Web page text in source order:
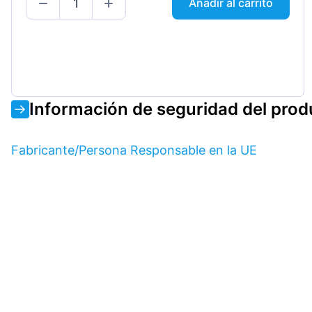
Añadir al carrito
Información de seguridad del
Fabricante/Persona Responsable en la UE